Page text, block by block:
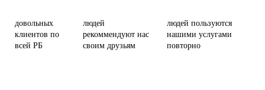
довольных
клиентов по
всей РБ
людей
рекоммендуют нас
своим друзьям
людей пользуются
нашими услугами
повторно